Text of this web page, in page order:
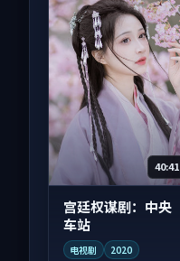
40:41
宫廷权谋剧：中央
车站
电视剧 2020